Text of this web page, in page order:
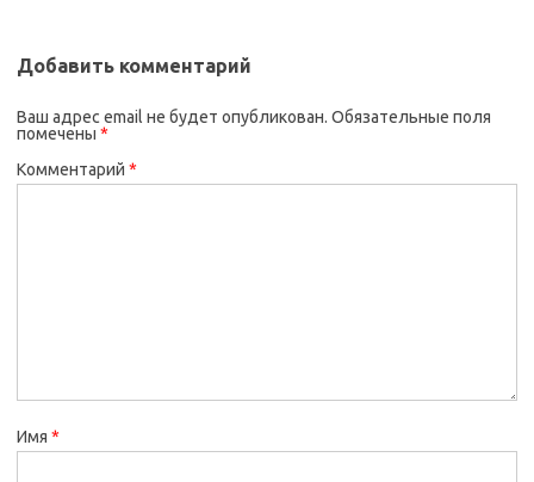
Добавить комментарий
Ваш адрес email не будет опубликован. Обязательные поля
помечены *
Комментарий *
Имя *